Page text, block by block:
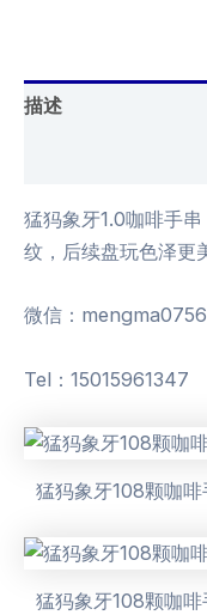
描述
猛犸象牙1.0咖啡手
纹，后续盘玩色泽更
微信：mengma0756
Tel：15015961347
猛犸象牙108颗咖
猛犸象牙108颗咖